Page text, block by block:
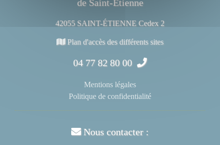
de Saint-Étienne
42055 SAINT-ÉTIENNE Cedex 2
Plan d'accès des différents sites
04 77 82 80 00
Mentions légales
Politique de confidentialité
Nous contacter :